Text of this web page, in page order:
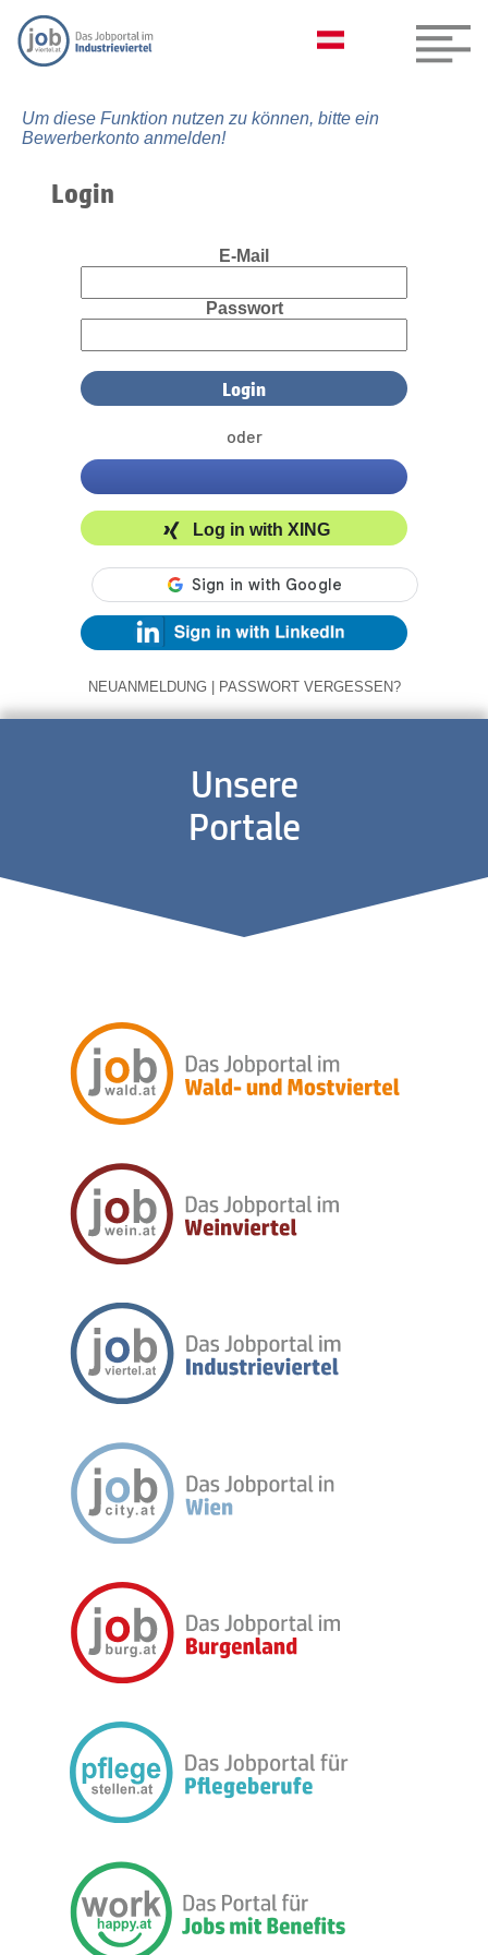
Um diese Funktion nutzen zu können, bitte ein
Bewerberkonto anmelden!
Login
E-Mail
Passwort
oder
Log in with XING
NEUANMELDUNG | PASSWORT VERGESSEN?
Unsere
Portale